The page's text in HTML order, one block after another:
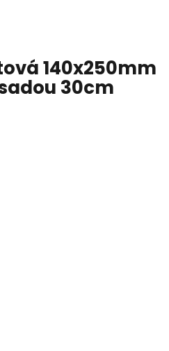
140x250mm
30cm